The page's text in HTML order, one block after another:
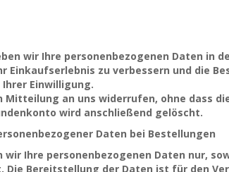
wir Ihre personenbezogenen Daten in
Einkaufserlebnis zu verbessern und die
Ihrer Einwilligung.
Mitteilung an uns widerrufen, ohne dass
wird anschließend gelöscht.
Daten bei Bestellungen
Ihre personenbezogenen Daten nur,
Bereitstellung der Daten ist für den